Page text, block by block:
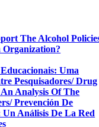
The Alcohol
Organization?
Uma
Pesquisadores/ Drug
Analysis Of The
Prevención De
Análisis De La Red